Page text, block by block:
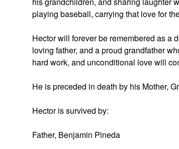
playing baseball, carrying that love for
Hector will forever be remembered as a
loving father, and a proud grandfather
hard work, and unconditional love will
He is preceded in death by his Mother,
Hector is survived by:
Father, Benjamin Pineda